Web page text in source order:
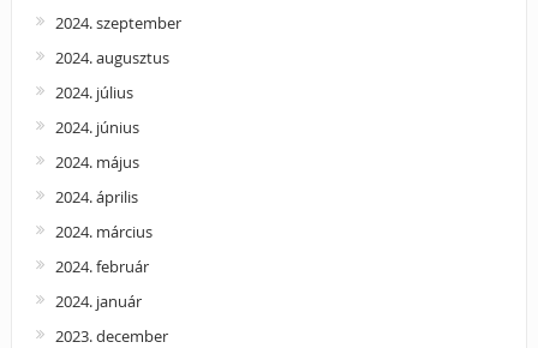
2024. szeptember
2024. augusztus
2024. július
2024. június
2024. május
2024. április
2024. március
2024. február
2024. január
2023. december